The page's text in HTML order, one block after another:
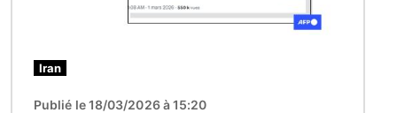
Iran
Publié le 18/03/2026 à 15:20